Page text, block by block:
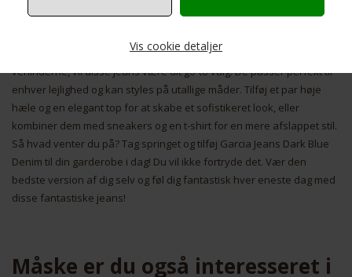
Vis cookie detaljer
Nødvendige Markedsføring
flatterende pasform. De har også praktiske lommer foran og bagpå,
Uanset om du skal til fest, på arbejde eller bare ud at shoppe med
veninderne, vil disse jeans være dit go-to valg. De passer perfekt til
enhver lejlighed og kan styles på utallige måder. Tilføj et par høje
hæle og en elegant top for at skabe et sofistikeret look, eller
kombiner dem med sneakers og en t-shirt for en mere afslappet stil.
Så hvad venter du på? Tag springet og tilføj Garcia Jeans Dark Blue
Denim til din garderobe i dag! Du vil ikke fortryde det. Vær den
bedste version af dig selv og føl dig fantastisk hver eneste dag med
disse fantastiske jeans!
Måske er du også interesseret i